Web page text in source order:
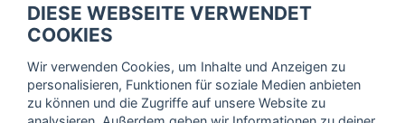
Trage dich hier für unseren Newsletter ein und erhalte regelmäßig
DIESE WEBSEITE VERWENDET
COOKIES
Wir verwenden Cookies, um Inhalte und Anzeigen zu
personalisieren, Funktionen für soziale Medien anbieten
zu können und die Zugriffe auf unsere Website zu